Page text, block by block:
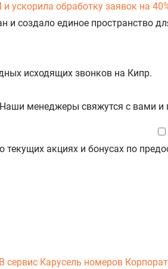
и ускорила обработку заявок на
и создало единое пространство
исходящих звонков на Кипр.
менеджеры свяжутся с вами
текущих акциях и бонусах по
сервис Карусель номеров